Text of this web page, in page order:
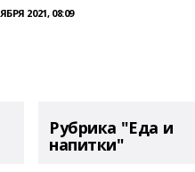
2021, 08:09
Рубрика "Еда и
напитки"